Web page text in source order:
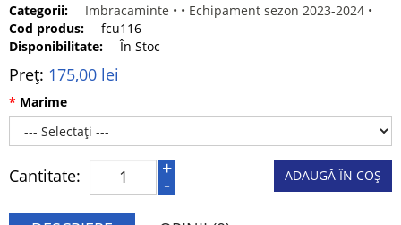
Categorii: Imbracaminte • • Echipament sezon 2023-2024 •
Cod produs:
fcu116
Disponibilitate:
În Stoc
Preț: 175,00 lei
Marime
Cantitate: +
- ADAUGĂ ÎN COŞ